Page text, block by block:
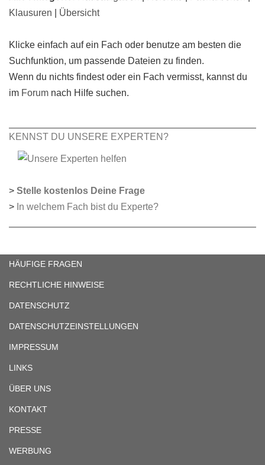
Klausuren
Übersicht
Klicke einfach auf ein Fach oder benutze am besten die
Suchfunktion, um passende Dateien zu finden.
Wenn du nichts findest oder ein Fach vermisst, kannst du
im Forum nach Hilfe suchen.
KENNST DU UNSERE EXPERTEN?
> Stelle kostenlos Deine Frage
> In welchem Fach bist du Experte?
HÄUFIGE FRAGEN
RECHTLICHE HINWEISE
DATENSCHUTZ
DATENSCHUTZEINSTELLUNGEN
IMPRESSUM
LINKS
ÜBER UNS
KONTAKT
PRESSE
WERBUNG